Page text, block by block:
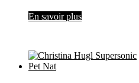
En savoir plus